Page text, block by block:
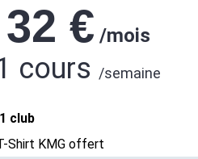
32 € /mois
cours /semaine
club
Shirt KMG offert